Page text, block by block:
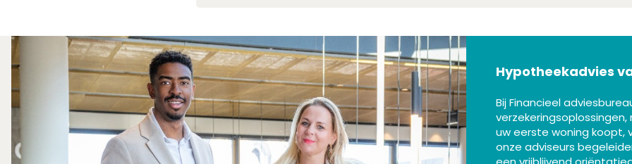
Hypotheekadvies
Bij Financieel
uw eerste woning koopt,
onze adviseurs